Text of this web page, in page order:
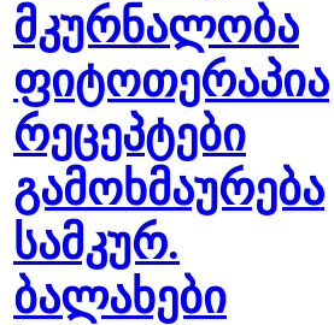
მკურნალობა
ფიტოთერაპია
რეცეპტები
გამოხმაურება
სამკურ.
ბალახები